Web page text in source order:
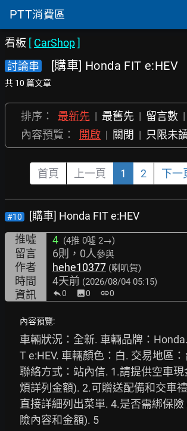
PTT消費區
看板 [ CarShop]
討論串
[購車] Honda FIT e:HEV
共 10 篇文章
排序： 最新先 | 最舊先 | 留言數 |
內容預覽：
開啟 | 關閉 | 只限未
首頁 上一頁 1 2 下一
#10
[購車] Honda FIT e:HEV
推噓
4 (4推 0噓 2→)
留言 6則，0人參與
作者 hehe10377 (喇叭賀)
時間 4天前 (2026/08/04 05:15)
資訊 0 image0 link0
內容預覽:
車輛狀況：全新. 車輛品牌：
T e:HEV. 車輛顏色：白. 交易地區
聯絡方式：站內信. 1.請提供空車
煩詳列金額). 2.可贈送配備和交車
直接詳細列出菜單. 4.是否需綁保
險內容和金額). 5